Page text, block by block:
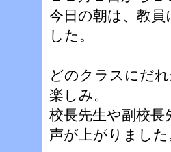
今日の朝は、教
した。
どのクラスにだ
楽しみ。
校長先生や副校長
声が上がりました